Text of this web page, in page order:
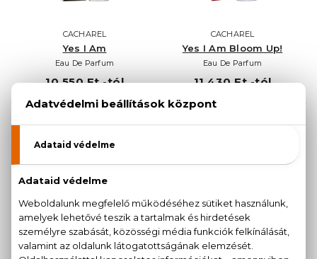
CACHAREL
Yes I Am
Eau De Parfum
10.550 Ft -tól
CACHAREL
Yes I Am Bloom Up!
Eau De Parfum
11.430 Ft -tól
Yes I Am Delicious Yes I Am Pink First